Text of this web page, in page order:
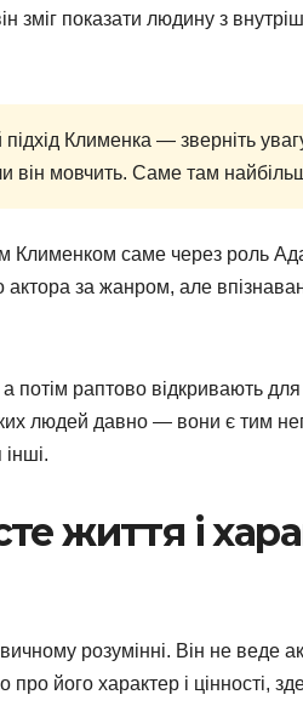
зміг показати людину з
Клименка — зверніть
він мовчить. Саме там
Клименком саме через роль
за жанром, але
потім раптово відкривають
людей давно — вони є тим
життя і
розумінні. Він не веде
його характер і цінності,